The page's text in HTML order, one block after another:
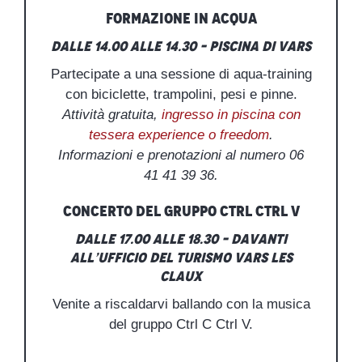
Formazione in acqua
Dalle 14.00 alle 14.30 – Piscina di Vars
Partecipate a una sessione di aqua-training
con biciclette, trampolini, pesi e pinne.
Attività gratuita, ingresso in piscina con
tessera experience o freedom.
Informazioni e prenotazioni al numero 06
41 41 39 36.
Concerto del gruppo Ctrl Ctrl V
Dalle 17.00 alle 18.30 – Davanti
all’Ufficio del Turismo Vars les
Claux
Venite a riscaldarvi ballando con la musica
del gruppo Ctrl C Ctrl V.